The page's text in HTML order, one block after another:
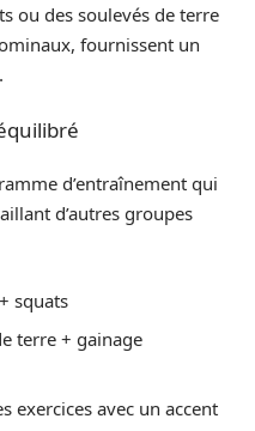
ou des soulevés de terre
fournissent un
d’entraînement qui
d’autres groupes
squats
terre + gainage
exercices avec un accent